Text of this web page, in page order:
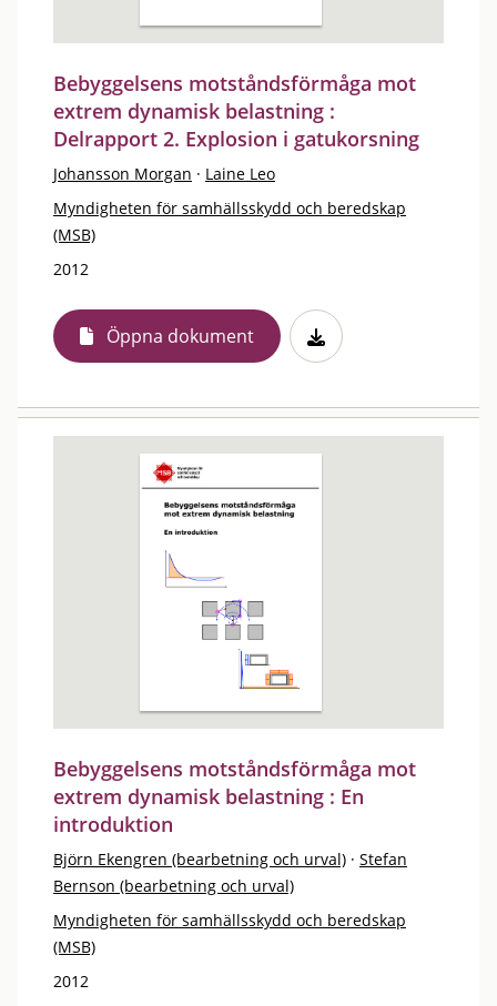
Bebyggelsens motståndsförmåga mot
extrem dynamisk belastning :
Delrapport 2. Explosion i gatukorsning
Johansson Morgan · Laine Leo
Myndigheten för samhällsskydd och beredskap
(MSB)
2012
Öppna dokument
Bebyggelsens motståndsförmåga mot
extrem dynamisk belastning : En
introduktion
Björn Ekengren (bearbetning och urval) · Stefan
Bernson (bearbetning och urval)
Myndigheten för samhällsskydd och beredskap
(MSB)
2012